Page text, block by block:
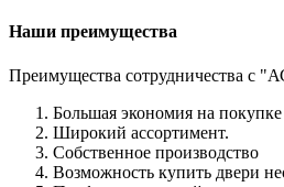
Наши преимущества
Преимущества сотрудничества с
Большая экономия на
Широкий ассортимент.
Собственное производство
Возможность купить двери